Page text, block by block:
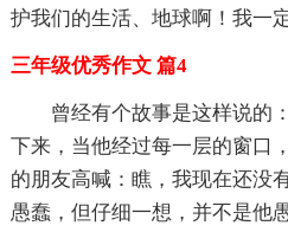
护我们的生活、地球啊！我一
三年级优秀作文 篇4
曾经有个故事是这样说的
下来，当他经过每一层的窗口
的朋友高喊：瞧，我现在还没
愚蠢，但仔细一想，并不是他